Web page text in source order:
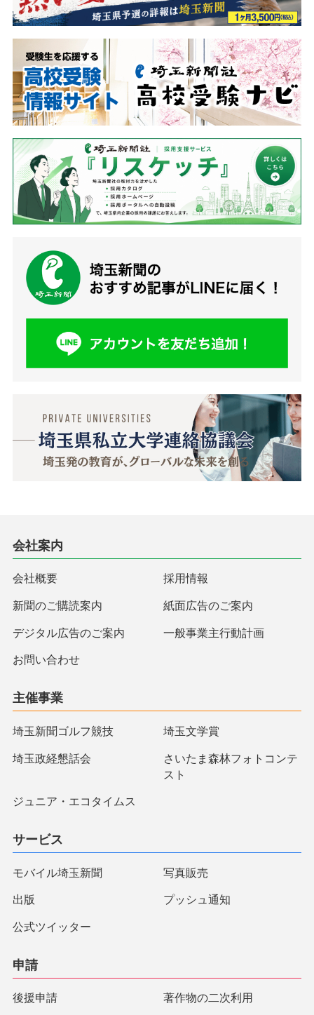
会社案内
会社概要 採用情報
新聞のご購読案内 紙面広告のご案内
デジタル広告のご案内 一般事業主行動計画
お問い合わせ
主催事業
埼玉新聞ゴルフ競技 埼玉文学賞
埼玉政経懇話会
さいたま森林フォトコンテ
スト
ジュニア・エコタイムス
サービス
モバイル埼玉新聞 写真販売
出版 プッシュ通知
公式ツイッター
申請
後援申請 著作物の二次利用